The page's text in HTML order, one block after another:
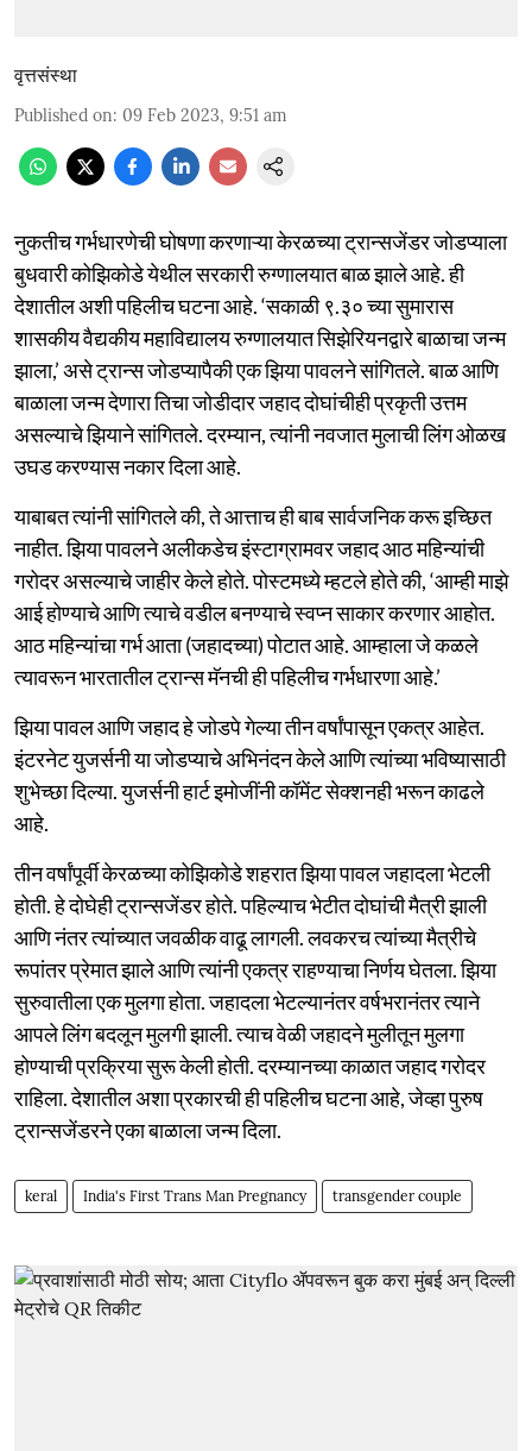
वृत्तसंस्था
Published on: 09 Feb 2023, 9:51 am
नुकतीच गर्भधारणेची घोषणा करणाऱ्या केरळच्या ट्रान्सजेंडर जोडप्याला
बुधवारी कोझिकोडे येथील सरकारी रुग्णालयात बाळ झाले आहे. ही
देशातील अशी पहिलीच घटना आहे. ‘सकाळी ९.३० च्या सुमारास
शासकीय वैद्यकीय महाविद्यालय रुग्णालयात सिझेरियनद्वारे बाळाचा जन्म
झाला,’ असे ट्रान्स जोडप्यापैकी एक झिया पावलने सांगितले. बाळ आणि
बाळाला जन्म देणारा तिचा जोडीदार जहाद दोघांचीही प्रकृती उत्तम
असल्याचे झियाने सांगितले. दरम्यान, त्यांनी नवजात मुलाची लिंग ओळख
उघड करण्यास नकार दिला आहे.
याबाबत त्यांनी सांगितले की, ते आत्ताच ही बाब सार्वजनिक करू इच्छित
नाहीत. झिया पावलने अलीकडेच इंस्टाग्रामवर जहाद आठ महिन्यांची
गरोदर असल्याचे जाहीर केले होते. पोस्टमध्ये म्हटले होते की, ‘आम्ही माझे
आई होण्याचे आणि त्याचे वडील बनण्याचे स्वप्न साकार करणार आहोत.
आठ महिन्यांचा गर्भ आता (जहादच्या) पोटात आहे. आम्हाला जे कळले
त्यावरून भारतातील ट्रान्स मॅनची ही पहिलीच गर्भधारणा आहे.’
झिया पावल आणि जहाद हे जोडपे गेल्या तीन वर्षांपासून एकत्र आहेत.
इंटरनेट युजर्सनी या जोडप्याचे अभिनंदन केले आणि त्यांच्या भविष्यासाठी
शुभेच्छा दिल्या. युजर्सनी हार्ट इमोजींनी कॉमेंट सेक्शनही भरून काढले
आहे.
तीन वर्षांपूर्वी केरळच्या कोझिकोडे शहरात झिया पावल जहादला भेटली
होती. हे दोघेही ट्रान्सजेंडर होते. पहिल्याच भेटीत दोघांची मैत्री झाली
आणि नंतर त्यांच्यात जवळीक वाढू लागली. लवकरच त्यांच्या मैत्रीचे
रूपांतर प्रेमात झाले आणि त्यांनी एकत्र राहण्याचा निर्णय घेतला. झिया
सुरुवातीला एक मुलगा होता. जहादला भेटल्यानंतर वर्षभरानंतर त्याने
आपले लिंग बदलून मुलगी झाली. त्याच वेळी जहादने मुलीतून मुलगा
होण्याची प्रक्रिया सुरू केली होती. दरम्यानच्या काळात जहाद गरोदर
राहिला. देशातील अशा प्रकारची ही पहिलीच घटना आहे, जेव्हा पुरुष
ट्रान्सजेंडरने एका बाळाला जन्म दिला.
keral India's First Trans Man Pregnancy transgender couple